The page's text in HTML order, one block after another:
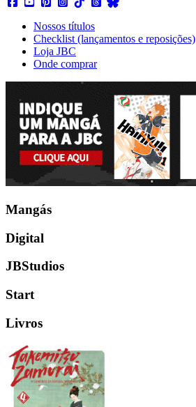
Nossos títulos
Checklist (lançamentos e reposições)
Loja JBC
Onde comprar
Mangás
Digital
JBStudios
Start
Livros